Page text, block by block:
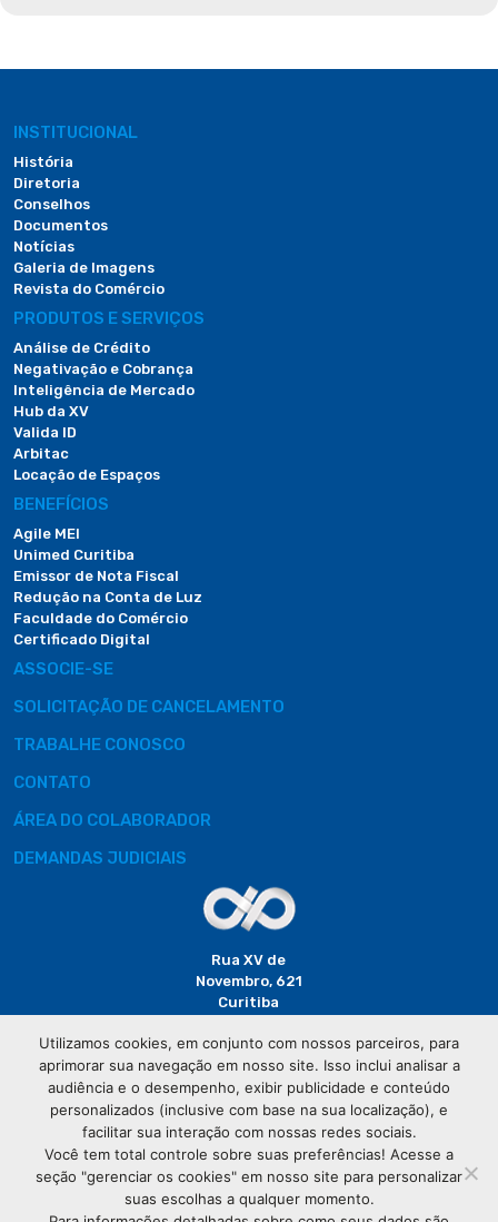
INSTITUCIONAL
História
Diretoria
Conselhos
Documentos
Notícias
Galeria de Imagens
Revista do Comércio
PRODUTOS E SERVIÇOS
Análise de Crédito
Negativação e Cobrança
Inteligência de Mercado
Hub da XV
Valida ID
Arbitac
Locação de Espaços
BENEFÍCIOS
Agile MEI
Unimed Curitiba
Emissor de Nota Fiscal
Redução na Conta de Luz
Faculdade do Comércio
Certificado Digital
ASSOCIE-SE
SOLICITAÇÃO DE CANCELAMENTO
TRABALHE CONOSCO
CONTATO
ÁREA DO COLABORADOR
DEMANDAS JUDICIAIS
Rua XV de
Novembro, 621
Curitiba
(41) 3320-
2929
Utilizamos cookies, em conjunto com nossos parceiros, para
aprimorar sua navegação em nosso site. Isso inclui analisar a
audiência e o desempenho, exibir publicidade e conteúdo
personalizados (inclusive com base na sua localização), e
facilitar sua interação com nossas redes sociais.
Você tem total controle sobre suas preferências! Acesse a
seção "gerenciar os cookies" em nosso site para personalizar
suas escolhas a qualquer momento.